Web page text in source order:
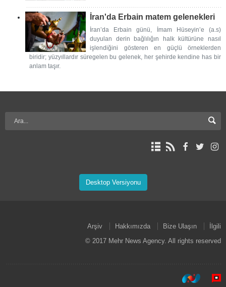
İran'da Erbain matem gelenekleri
İran’da Erbain günü, İmam Hüseyin’e (a.s)
duyulan derin bağlılığın halk kültürüne nasıl
işlendiğini gösteren en güçlü örneklerden
biridir; yüzyıllardır süregelen bu gelenek, her şehirde kendine has bir
anlam taşır.
Desktop Versiyonu
Arşiv Hakkımızda Bize Ulaşın
İlgili
© 2017 Mehr News Agency. All rights reserved